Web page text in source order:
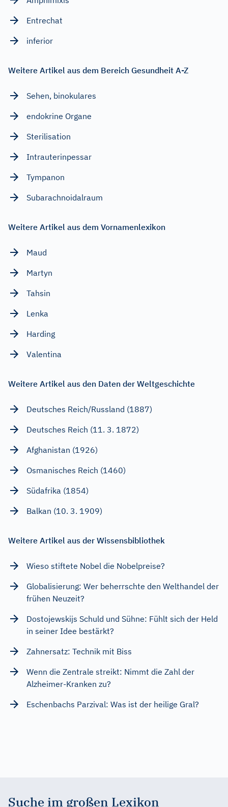
Entrechat
inferior
Weitere Artikel aus dem Bereich Gesundheit A-Z
Sehen, binokulares
endokrine Organe
Sterilisation
Intrauterinpessar
Tympanon
Subarachnoidalraum
Weitere Artikel aus dem Vornamenlexikon
Maud
Martyn
Tahsin
Lenka
Harding
Valentina
Weitere Artikel aus den Daten der Weltgeschichte
Deutsches Reich/Russland (1887)
Deutsches Reich (11. 3. 1872)
Afghanistan (1926)
Osmanisches Reich (1460)
Südafrika (1854)
Balkan (10. 3. 1909)
Weitere Artikel aus der Wissensbibliothek
Wieso stiftete Nobel die Nobelpreise?
Globalisierung: Wer beherrschte den Welthandel der
frühen Neuzeit?
Dostojewskijs Schuld und Sühne: Fühlt sich der Held
in seiner Idee bestärkt?
Zahnersatz: Technik mit Biss
Wenn die Zentrale streikt: Nimmt die Zahl der
Alzheimer-Kranken zu?
Eschenbachs Parzival: Was ist der heilige Gral?
Suche im großen Lexikon